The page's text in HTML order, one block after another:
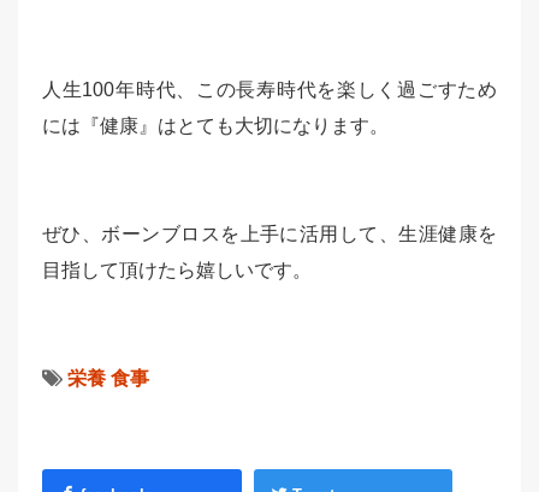
人生100年時代、この長寿時代を楽しく過ごすため
には『健康』はとても大切になります。
ぜひ、ボーンブロスを上手に活用して、生涯健康を
目指して頂けたら嬉しいです。
栄養 食事